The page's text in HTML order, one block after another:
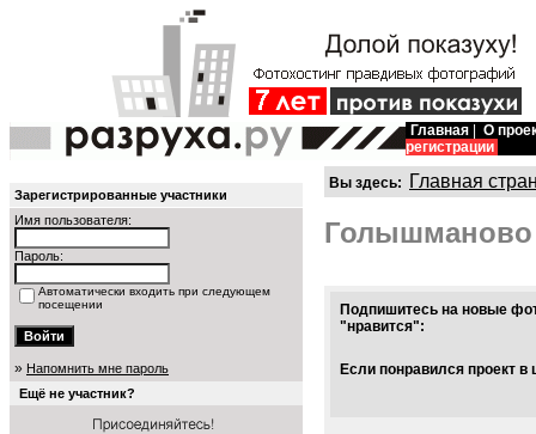
Главная
О
регистрации
Зарегистрированные участники
Имя пользователя:
Пароль:
Автоматически входить при следующем
посещении
» Напомнить мне пароль
Ещё не участник?
Вы здесь: Главная
Подпишитесь на новые
"нравится":
Если понравился проект